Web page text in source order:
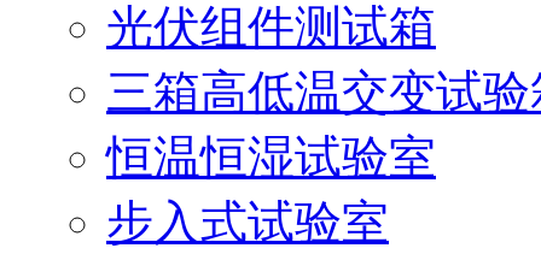
光伏组件测试箱
三箱高低温交变试验
恒温恒湿试验室
步入式试验室